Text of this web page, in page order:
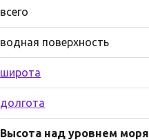
всего
водная поверхность
широта
долгота
Высота над уровнем моря